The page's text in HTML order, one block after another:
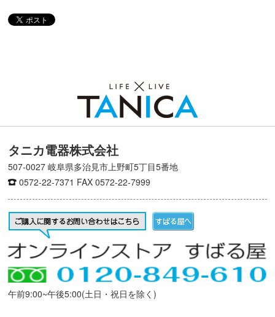
タニカ電器株式会社
507-0027 岐阜県多治見市上野町5丁目5番地
0572-22-7371 FAX 0572-22-7999
午前9:00~午後5:00(土日・祝日を除く)